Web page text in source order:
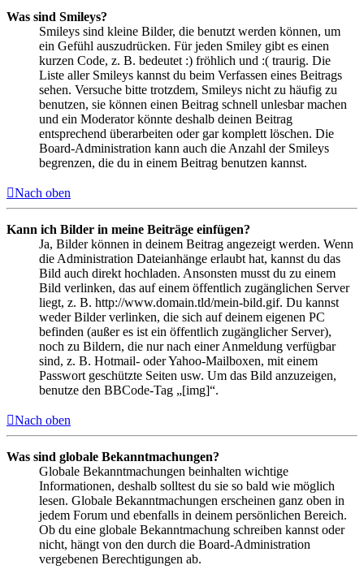
Was sind Smileys?
Smileys sind kleine Bilder, die benutzt werden können, um
ein Gefühl auszudrücken. Für jeden Smiley gibt es einen
kurzen Code, z. B. bedeutet :) fröhlich und :( traurig. Die
Liste aller Smileys kannst du beim Verfassen eines Beitrags
sehen. Versuche bitte trotzdem, Smileys nicht zu häufig zu
benutzen, sie können einen Beitrag schnell unlesbar machen
und ein Moderator könnte deshalb deinen Beitrag
entsprechend überarbeiten oder gar komplett löschen. Die
Board-Administration kann auch die Anzahl der Smileys
begrenzen, die du in einem Beitrag benutzen kannst.
Nach oben
Kann ich Bilder in meine Beiträge einfügen?
Ja, Bilder können in deinem Beitrag angezeigt werden. Wenn
die Administration Dateianhänge erlaubt hat, kannst du das
Bild auch direkt hochladen. Ansonsten musst du zu einem
Bild verlinken, das auf einem öffentlich zugänglichen Server
liegt, z. B. http://www.domain.tld/mein-bild.gif. Du kannst
weder Bilder verlinken, die sich auf deinem eigenen PC
befinden (außer es ist ein öffentlich zugänglicher Server),
noch zu Bildern, die nur nach einer Anmeldung verfügbar
sind, z. B. Hotmail- oder Yahoo-Mailboxen, mit einem
Passwort geschützte Seiten usw. Um das Bild anzuzeigen,
benutze den BBCode-Tag „[img]“.
Nach oben
Was sind globale Bekanntmachungen?
Globale Bekanntmachungen beinhalten wichtige
Informationen, deshalb solltest du sie so bald wie möglich
lesen. Globale Bekanntmachungen erscheinen ganz oben in
jedem Forum und ebenfalls in deinem persönlichen Bereich.
Ob du eine globale Bekanntmachung schreiben kannst oder
nicht, hängt von den durch die Board-Administration
vergebenen Berechtigungen ab.